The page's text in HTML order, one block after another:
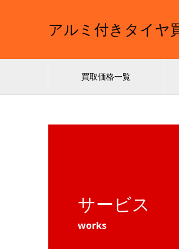
アルミ付きタイヤ
買取価格一覧
サービス
works